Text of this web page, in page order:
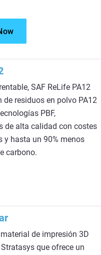
SAF ReLife PA12
residuos en polvo PA12
PBF,
de alta calidad con costes
y hasta un 90% menos
carbono.
de impresión 3D
que ofrece un